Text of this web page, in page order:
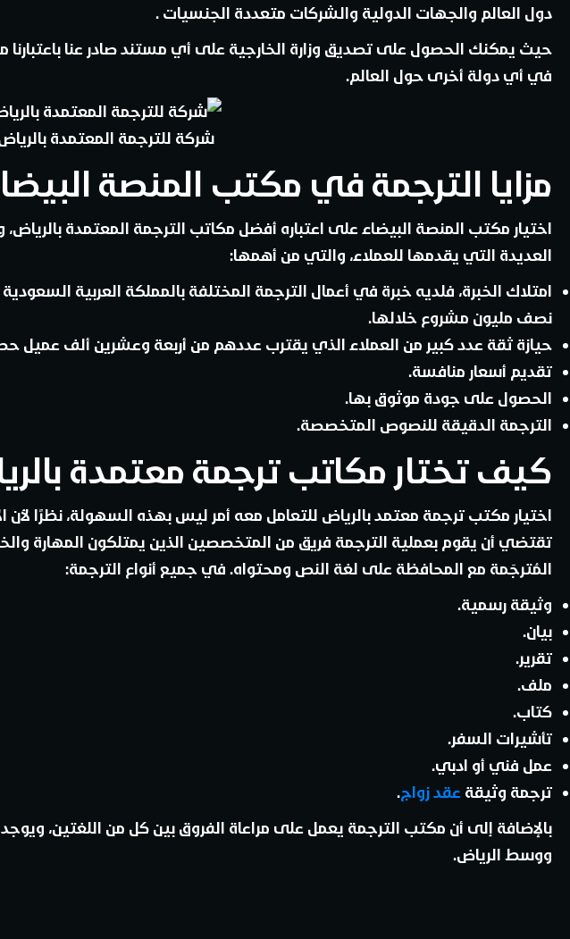
دول العالم والجهات الدولية والشركات متعددة الجنسيات .
حيث يمكنك الحصول على تصديق وزارة الخارجية على أي مستند صادر عنا
في أي دولة أخرى حول العالم.
شركة للترجمة المعتمدة
مزايا الترجمة في مكتب المنصة
اختيار مكتب المنصة البيضاء على اعتباره أفضل مكاتب الترجمة المعتمدة
العديدة التي يقدمها للعملاء، والتي من أهمها:
امتلاك الخبرة، فلديه خبرة في أعمال الترجمة المختلفة بالمملكة العربية
نصف مليون مشروع خلالها.
حيازة ثقة عدد كبير من العملاء الذي يقترب عددهم من أربعة وعشرين ألف عميل
تقديم أسعار منافسة.
الحصول على جودة موثوق بها.
الترجمة الدقيقة للنصوص المتخصصة.
كيف تختار مكاتب ترجمة معتمدة
اختيار مكتب ترجمة معتمد بالرياض للتعامل معه أمر ليس بهذه السهولة، نظرًا لأن
تقتضي أن يقوم بعملية الترجمة فريق من المتخصصين الذين يمتلكون المهارة
المُترجَمة مع المحافظة على لغة النص ومحتواه. في جميع أنواع الترجمة:
وثيقة رسمية.
بيان.
تقرير.
ملف.
كتاب.
تأشيرات السفر.
عمل فني أو ادبي.
ترجمة وثيقة عقد زواج.
بالإضافة إلى أن مكتب الترجمة يعمل على مراعاة الفروق بين كل من اللغتين،
ووسط الرياض.